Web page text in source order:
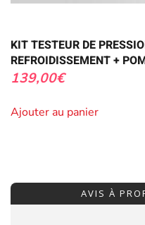
KIT TESTEUR DE
REFROIDISSEMENT +
139,00€
Ajouter au panier
AVIS À